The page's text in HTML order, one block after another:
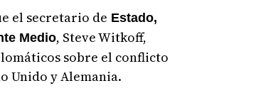
el secretario de Estado,
Medio, Steve Witkoff,
sobre el conflicto
Unido y Alemania.